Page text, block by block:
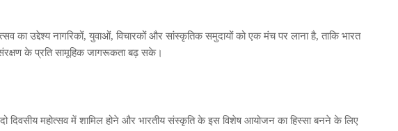
का उद्देश्य नागरिकों, युवाओं, विचारकों और सांस्कृतिक समुदायों को एक मंच पर लाना है, ताकि भारत
के प्रति सामूहिक जागरूकता बढ़ सके।
दिवसीय महोत्सव में शामिल होने और भारतीय संस्कृति के इस विशेष आयोजन का हिस्सा बनने के लिए